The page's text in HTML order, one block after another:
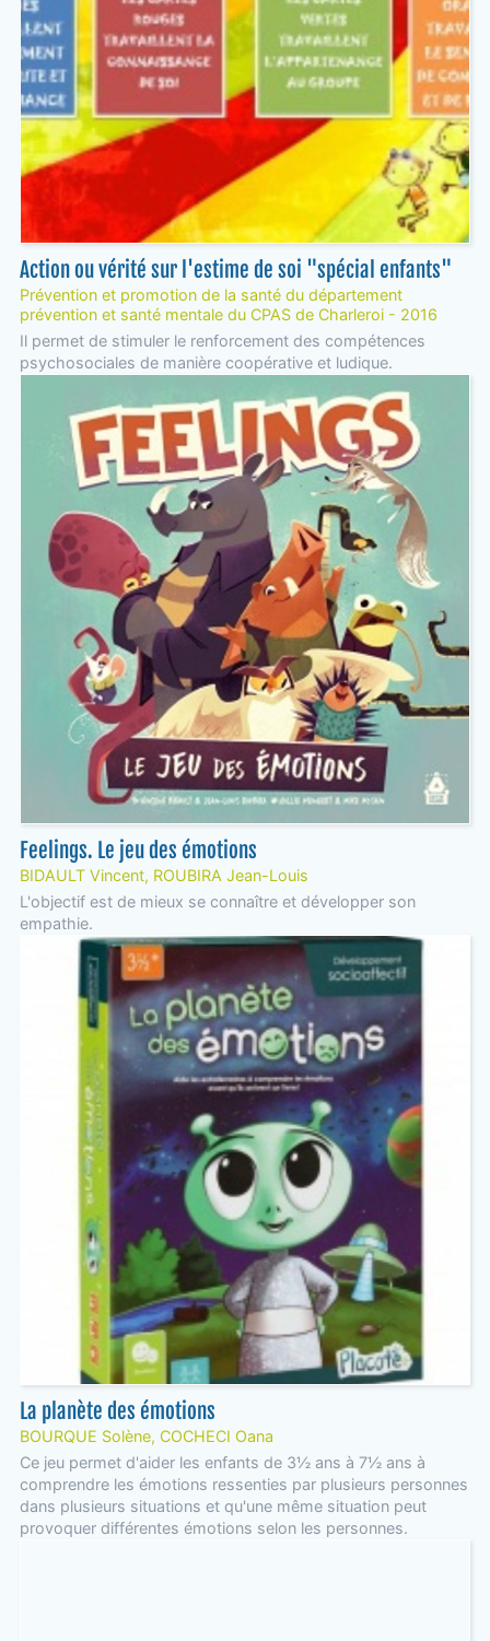
Action ou vérité sur l'estime de soi "spécial enfants"
Prévention et promotion de la santé du département
prévention et santé mentale du CPAS de Charleroi - 2016
Il permet de stimuler le renforcement des compétences
psychosociales de manière coopérative et ludique.
Feelings. Le jeu des émotions
BIDAULT Vincent, ROUBIRA Jean-Louis
L'objectif est de mieux se connaître et développer son
empathie.
La planète des émotions
BOURQUE Solène, COCHECI Oana
Ce jeu permet d'aider les enfants de 3½ ans à 7½ ans à
comprendre les émotions ressenties par plusieurs personnes
dans plusieurs situations et qu'une même situation peut
provoquer différentes émotions selon les personnes.